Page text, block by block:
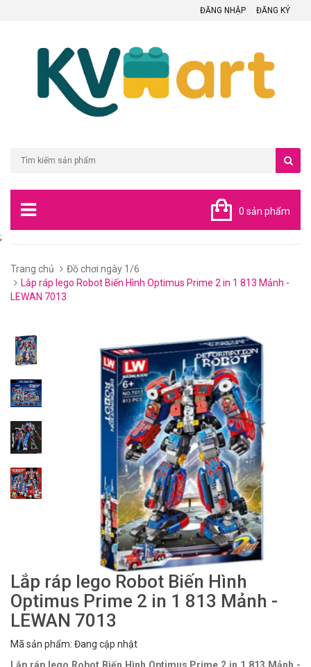
ĐĂNG NHẬP ĐĂNG KÝ
0 sản phẩm
;
Trang chủ
Đồ chơi ngày 1/6
Lắp ráp lego Robot Biến Hình Optimus Prime 2 in 1 813 Mảnh -
LEWAN 7013
Lắp ráp lego Robot Biến Hình
Optimus Prime 2 in 1 813 Mảnh -
LEWAN 7013
Mã sản phẩm: Đang cập nhật